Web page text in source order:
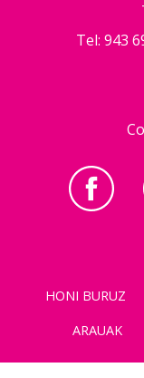
Tel: 943
HONI BURUZ
ARAUAK